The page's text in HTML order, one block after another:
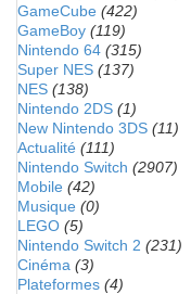
GameCube (422)
GameBoy (119)
Nintendo 64 (315)
Super NES (137)
NES (138)
Nintendo 2DS (1)
New Nintendo 3DS (11)
Actualité (111)
Nintendo Switch (2907)
Mobile (42)
Musique (0)
LEGO (5)
Nintendo Switch 2 (231)
Cinéma (3)
Plateformes (4)